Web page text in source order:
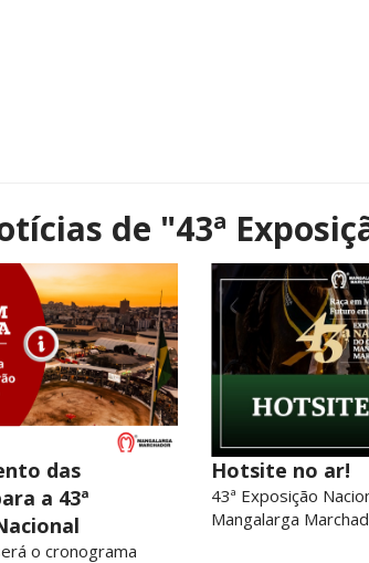
de "43ª
das
a 43ª
o cronograma
Hotsite no ar!
43ª Exposição
Mangalarga